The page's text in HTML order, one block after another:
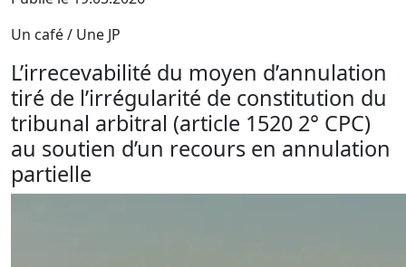
Un café / Une JP
L’irrecevabilité du moyen d’annulation
tiré de l’irrégularité de constitution du
tribunal arbitral (article 1520 2° CPC)
au soutien d’un recours en annulation
partielle